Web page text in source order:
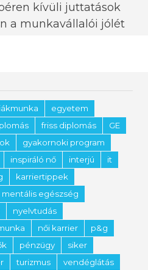
kívüli juttatások
a munkavállalói jólét
egyetem
friss diplomás
GE
gyakornoki program
inspiráló nő interjú
it
karriertippek
mentális egészség
nyelvtudás
női karrier
p&g
pénzügy
siker
turizmus
vendéglátás